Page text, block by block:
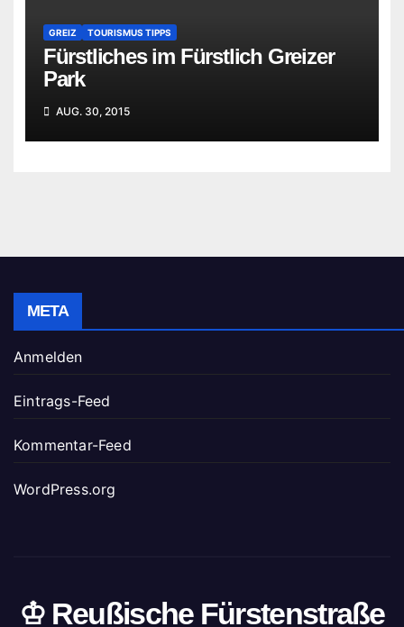
GREIZ TOURISMUS TIPPS
Fürstliches im Fürstlich Greizer
Park
AUG. 30, 2015
META
Anmelden
Eintrags-Feed
Kommentar-Feed
WordPress.org
♔ Reußische Fürstenstraße